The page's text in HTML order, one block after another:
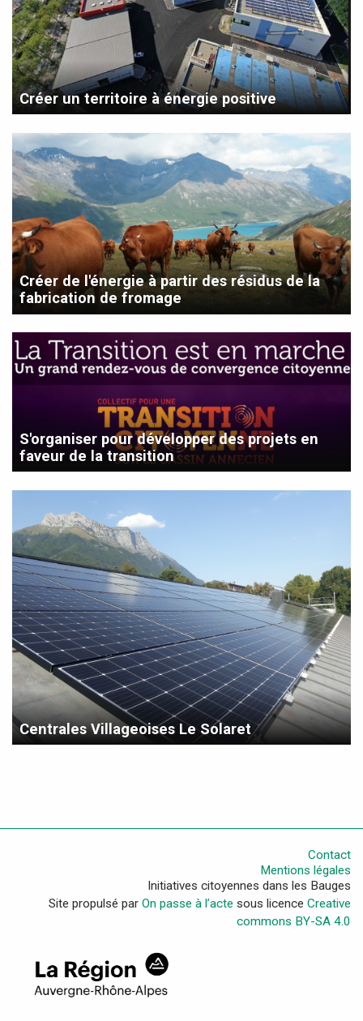
Créer un territoire à énergie positive
Créer de l'énergie à partir des résidus de la
fabrication de fromage
S'organiser pour développer des projets en
faveur de la transition
Centrales Villageoises Le Solaret
Contact
Mentions légales
Initiatives citoyennes dans les Bauges
Site propulsé par On passe à l’acte sous licence Creative
commons BY-SA 4.0